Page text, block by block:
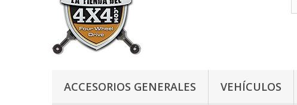
ACCESORIOS GENERALES VEHÍCULOS